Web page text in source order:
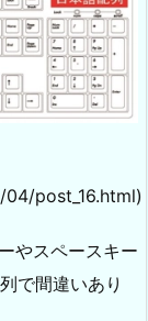
post_16.html)
やスペースキー
で間違いあり